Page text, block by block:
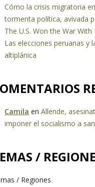
Cómo la crisis migratoria
tormenta política, avivada
The U.S. Won the War With
Las elecciones peruanas y
altiplánica
Camila en Allende,
imponer el socialismo a
/
/ Regiones